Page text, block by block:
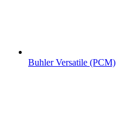
Buhler Versatile (РСМ)